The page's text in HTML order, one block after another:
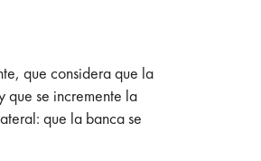
que considera que la
que se incremente la
que la banca se